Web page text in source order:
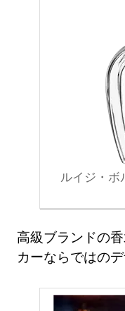
ルイジ・ボ
高級ブランドの
カーならではの